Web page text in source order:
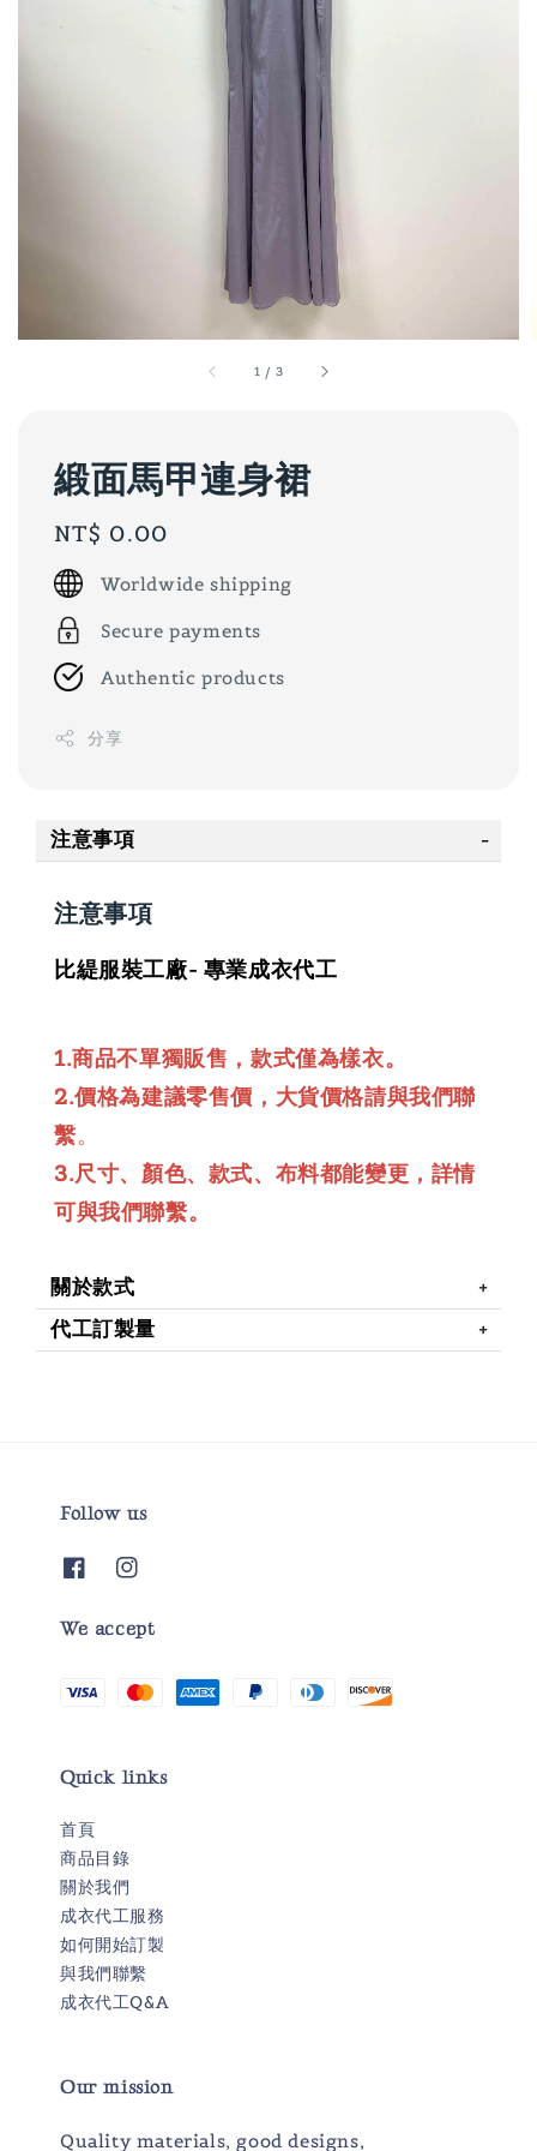
1 / 3
緞面馬甲連身裙
Regular
price
NT$ 0.00
Worldwide shipping
Secure payments
Authentic products
分享
注意事項
注意事項
比緹服裝工廠- 專業成衣代工
1.商品不單獨販售，款式僅為樣衣。
2.價格為建議零售價，大貨價格請與我們聯
繫。
3.尺寸、顏色、款式、布料都能變更，詳情
可與我們聯繫。
關於款式
代工訂製量
Follow us
We accept
Quick links
首頁
商品目錄
關於我們
成衣代工服務
如何開始訂製
與我們聯繫
成衣代工Q&A
Our mission
Quality materials, good designs,